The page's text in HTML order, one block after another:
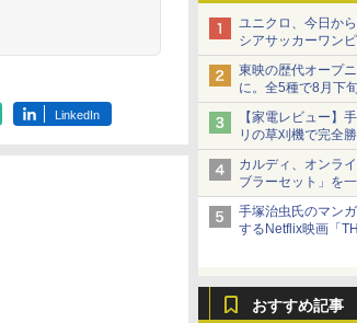
ユニクロ、今日か
シアサッカーワン
ショーツは1990円
東映の歴代オープ
に。全5種で8月下
【家電レビュー】
リの草刈機で完全
カルディ、オンラ
ブラーセット」を
当選無効分
手塚治虫氏のマン
するNetflix映画「
おすすめ記事
LinkedIn